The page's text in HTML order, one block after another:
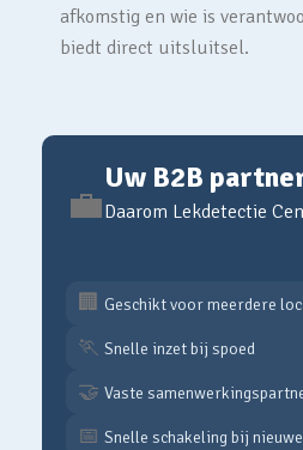
afkomstig en wie is
biedt direct uitsluitsel.
💼
Uw B2B
Daarom Lekdetectie
🏢 Geschikt voor meerdere
🏃 Snelle inzet bij spoed
🤝 Vaste
📅 Snelle schakeling bij